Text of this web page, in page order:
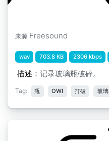
来源 Freesound
wav 703.8 KB 2306 kbps
描述： 记录玻璃瓶破碎。
Tag: 瓶 OWI 打破 玻璃